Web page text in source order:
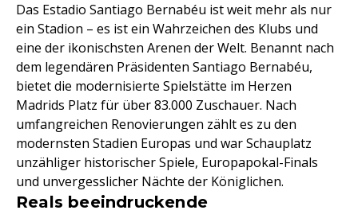
Das Estadio Santiago Bernabéu ist weit mehr als nur
ein Stadion – es ist ein Wahrzeichen des Klubs und
eine der ikonischsten Arenen der Welt. Benannt nach
dem legendären Präsidenten Santiago Bernabéu,
bietet die modernisierte Spielstätte im Herzen
Madrids Platz für über 83.000 Zuschauer. Nach
umfangreichen Renovierungen zählt es zu den
modernsten Stadien Europas und war Schauplatz
unzähliger historischer Spiele, Europapokal-Finals
und unvergesslicher Nächte der Königlichen.
Reals beeindruckende